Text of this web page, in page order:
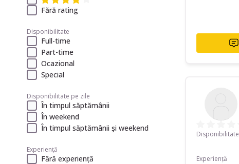
Fără rating
Disponibilitate
Full-time
Part-time
Ocazional
Special
Disponibilitate pe zile
În timpul săptămânii
În weekend
În timpul săptămânii și weekend
Experiență
Fără experiență
Disponibilitate
Experiență